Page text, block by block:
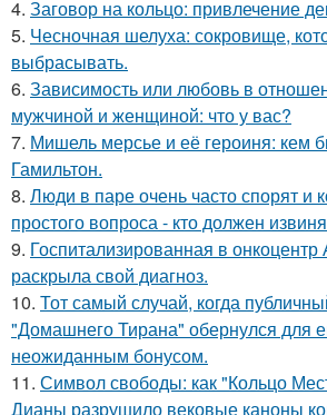
4. Заговор на кольцо: привлечение
5. Чесночная шелуха: сокровище,
выбрасывать.
6. Зависимость или любовь в
мужчиной и женщиной: что у вас?
7. Мишель мерсье и её героиня: кем
Гамильтон.
8. Люди в паре очень часто спорят и
простого вопроса - кто должен
9. Госпитализированная в онкоцентр
раскрыла свой диагноз.
10. Тот самый случай, когда
"Домашнего Тирана" обернулся для
неожиданным бонусом.
11. Символ свободы: как "Кольцо
Дианы разрушило вековые каноны